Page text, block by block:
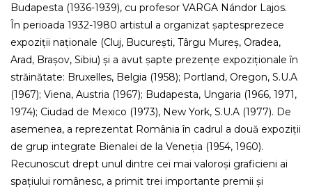
Budapesta (1936-1939), cu profesor VARGA Nándor Lajos.
În perioada 1932-1980 artistul a organizat șaptesprezece
expoziții naționale (Cluj, București, Târgu Mureș, Oradea,
Arad, Brașov, Sibiu) și a avut șapte prezențe expoziționale în
străinătate: Bruxelles, Belgia (1958); Portland, Oregon, S.U.A
(1967); Viena, Austria (1967); Budapesta, Ungaria (1966, 1971,
1974); Ciudad de Mexico (1973), New York, S.U.A (1977). De
asemenea, a reprezentat România în cadrul a două expoziții
de grup integrate Bienalei de la Veneția (1954, 1960).
Recunoscut drept unul dintre cei mai valoroși graficieni ai
spațiului românesc, a primit trei importante premii și